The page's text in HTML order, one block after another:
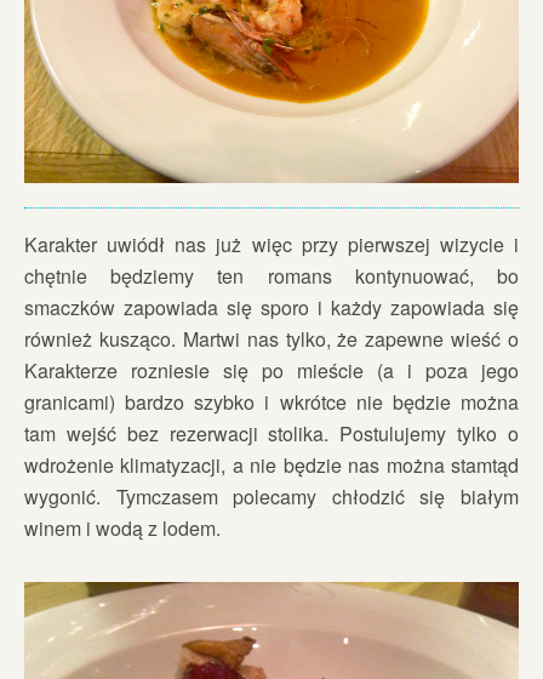
Karakter uwiódł nas już więc przy pierwszej wizycie i
chętnie będziemy ten romans kontynuować, bo
smaczków zapowiada się sporo i każdy zapowiada się
również kusząco. Martwi nas tylko, że zapewne wieść o
Karakterze rozniesie się po mieście (a i poza jego
granicami) bardzo szybko i wkrótce nie będzie można
tam wejść bez rezerwacji stolika. Postulujemy tylko o
wdrożenie klimatyzacji, a nie będzie nas można stamtąd
wygonić. Tymczasem polecamy chłodzić się białym
winem i wodą z lodem.